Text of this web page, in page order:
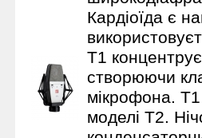
Кардіоїда є
T1 концентрує
створюючи
мікрофона.
моделі T2.